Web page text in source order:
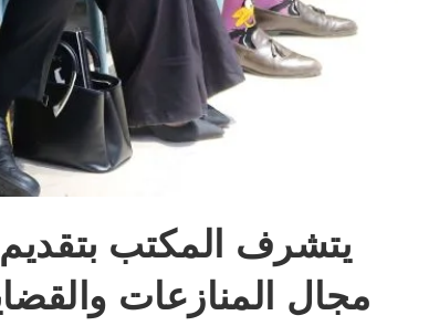
​​يتشرف المكتب
مجال المنازعات